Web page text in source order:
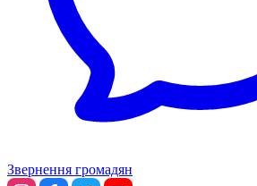
Звернення громадян